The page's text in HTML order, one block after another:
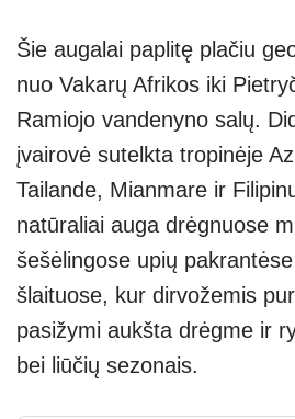
Šie augalai paplitę plačiu
nuo Vakarų Afrikos iki
Ramiojo vandenyno salų.
įvairovė sutelkta tropinėje
Tailande, Mianmare ir
natūraliai auga drėgnuose
šešėlingose upių
šlaituose, kur dirvožemis
pasižymi aukšta drėgme ir
bei liūčių sezonais.